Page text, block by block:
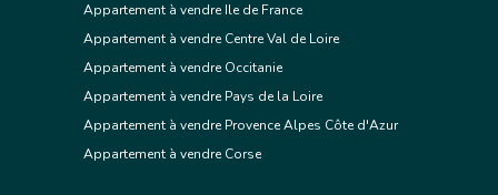
Appartement à vendre Ile de France
Appartement à vendre Centre Val de Loire
Appartement à vendre Occitanie
Appartement à vendre Pays de la Loire
Appartement à vendre Provence Alpes Côte d'Azur
Appartement à vendre Corse